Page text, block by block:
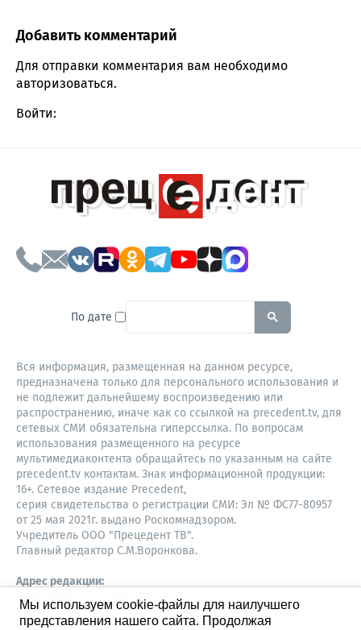
Comment section
Добавить комментарий
Для отправки комментария вам необходимо
авторизоваться.
Войти:
По дате To search this site, enter a
Вся информация, размещенная на данном ресурсе,
предназначена только для персонального использования и
не подлежит дальнейшему воспроизведению или
распространению, иначе как со ссылкой на precedent.tv, для
сетевых СМИ обязательна гиперссылка. По вопросам
использования размещенного на ресурсе
мультимедиаконтента обращайтесь по указанным на сайте
precedent.tv контактам. Знак информационной продукции:
16+. Сетевое издание Precedent,
серия свидетельства о регистрации СМИ: Эл № ФС77-80957
от 25 мая 2021г. выдано Роскомнадзором.
Учредитель ООО "Прецедент ТВ".
Главный редактор С.М.Воронкова.
Адрес редакции:
630087,
Новосибирск
Мы используем cookie-файлы для наилучшего
представления нашего сайта. Продолжая